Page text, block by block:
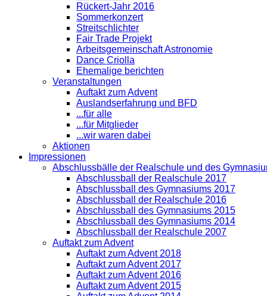
Rückert-Jahr 2016
Sommerkonzert
Streitschlichter
Fair Trade Projekt
Arbeitsgemeinschaft Astronomie
Dance Criolla
Ehemalige berichten
Veranstaltungen
Auftakt zum Advent
Auslandserfahrung und BFD
...für alle
...für Mitglieder
...wir waren dabei
Aktionen
Impressionen
Abschlussbälle der Realschule und des
Abschlussball der Realschule 2017
Abschlussball des Gymnasiums 2017
Abschlussball der Realschule 2016
Abschlussball des Gymnasiums 2015
Abschlussball des Gymnasiums 2014
Abschlussball der Realschule 2007
Auftakt zum Advent
Auftakt zum Advent 2018
Auftakt zum Advent 2017
Auftakt zum Advent 2016
Auftakt zum Advent 2015